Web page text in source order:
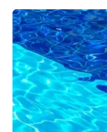
Apa
itu
Ionizer
Kolam
Renang